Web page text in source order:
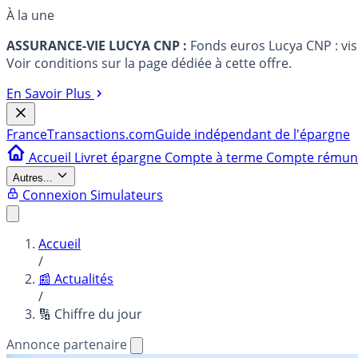
À la une
ASSURANCE-VIE LUCYA CNP : Fonds euros Lucya CNP :
Voir conditions sur la page dédiée à cette offre.
En Savoir Plus
FranceTransactions.comGuide indépendant de l'épargne
Accueil Livret épargne Compte à terme Compte
Autres...
Connexion Simulateurs
Accueil
/
📰 Actualités
/
🔢 Chiffre du jour
Annonce partenaire